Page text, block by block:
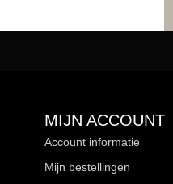
MIJN ACCOUNT
Account informatie
Mijn bestellingen